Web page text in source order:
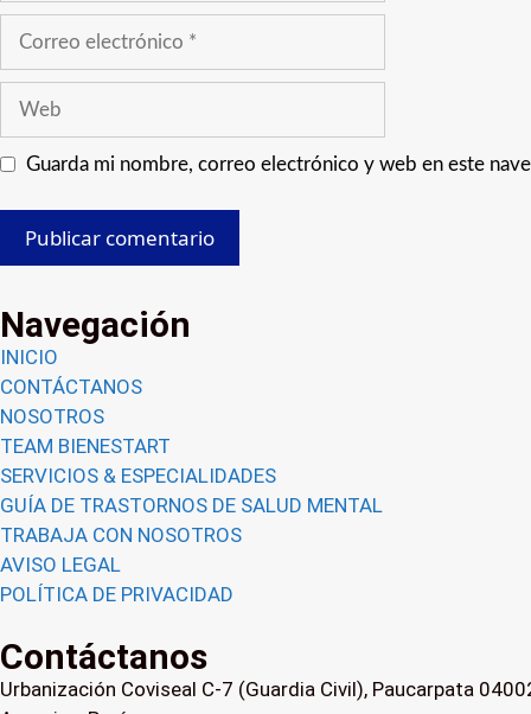
Guarda mi nombre, correo electrónico y web en este
Navegación
INICIO
CONTÁCTANOS
NOSOTROS
TEAM BIENESTART
SERVICIOS & ESPECIALIDADES
GUÍA DE TRASTORNOS DE SALUD MENTAL
TRABAJA CON NOSOTROS
AVISO LEGAL
POLÍTICA DE PRIVACIDAD
Contáctanos
Urbanización Coviseal C-7 (Guardia Civil), Paucarpata